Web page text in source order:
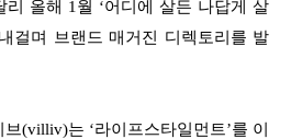
리 올해 1월 ‘어디에 살든 나답게 살
걸며 브랜드 매거진 디렉토리를 발
브(villiv)는 ‘라이프스타일먼트’를 이